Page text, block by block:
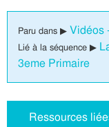
Paru dans ▶ Vidéos
Lié à la séquence ▶
3eme Primaire
Ressources